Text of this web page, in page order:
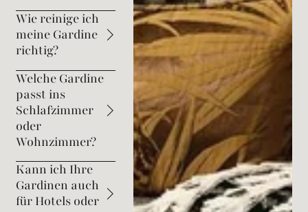
Wie reinige ich
meine Gardine
richtig?
Welche Gardine
passt ins
Schlafzimmer
oder
Wohnzimmer?
Kann ich Ihre
Gardinen auch
für Hotels oder